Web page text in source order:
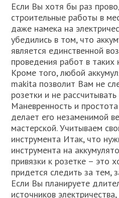
Если Вы хотя бы раз
строительные работы в
даже намека на
убедились в том, что
является единственной
проведения работ в таких
Кроме того, любой
makita позволит Вам не
розетки и не
Маневренность и
делает его незаменимой
мастерской. Учитываем
инструмента Итак, что
инструмента на
привязки к розетке – это
придется следить за тем,
Если Вы планируете
источников